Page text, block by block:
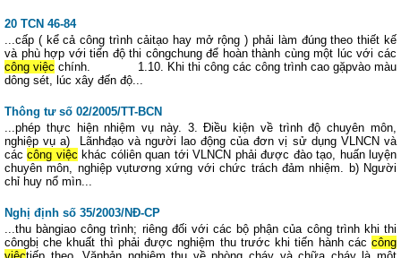
20 TCN 46-84
...cấp ( kể cả công trình cảitạo hay mở rộng ) phải làm đúng theo thiết kế
và phù hợp với tiến độ thi côngchung để hoàn thành cùng một lúc với các
công việc chính. 1.10. Khi thi công các công trình cao gặpvào màu
dông sét, lúc xây đến độ...
Thông tư số 02/2005/TT-BCN
...phép thực hiện nhiệm vụ này. 3. Điều kiện về trình độ chuyên môn,
nghiệp vụ a) Lãnhđạo và người lao động của đơn vị sử dụng VLNCN và
cáccông việc khác cóliên quan tới VLNCN phải được đào tạo, huấn luyện
chuyên môn, nghiệp vụtương xứng với chức trách đảm nhiệm. b) Người
chỉ huy nổ mìn...
Nghị định số 35/2003/NĐ-CP
...thu bàngiao công trình; riêng đối với các bộ phận của công trình khi thi
côngbị che khuất thì phải được nghiệm thu trước khi tiến hành các công